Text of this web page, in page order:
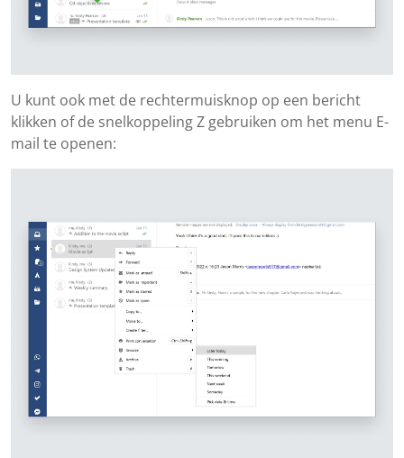
U kunt ook met de rechtermuisknop op een bericht
klikken of de snelkoppeling Z gebruiken om het menu E-
mail te openen: